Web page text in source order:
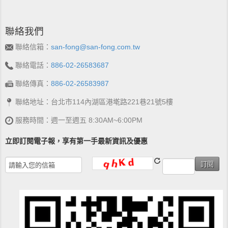
聯絡我們
聯絡信箱： san-fong@san-fong.com.tw
聯絡電話： 886-02-26583687
聯絡傳真： 886-02-26583987
聯絡地址：台北市114內湖區港墘路221巷21號5樓
服務時間：週一至週五 8:30AM~6:00PM
立即訂閱電子報，享有第一手最新資訊及優惠